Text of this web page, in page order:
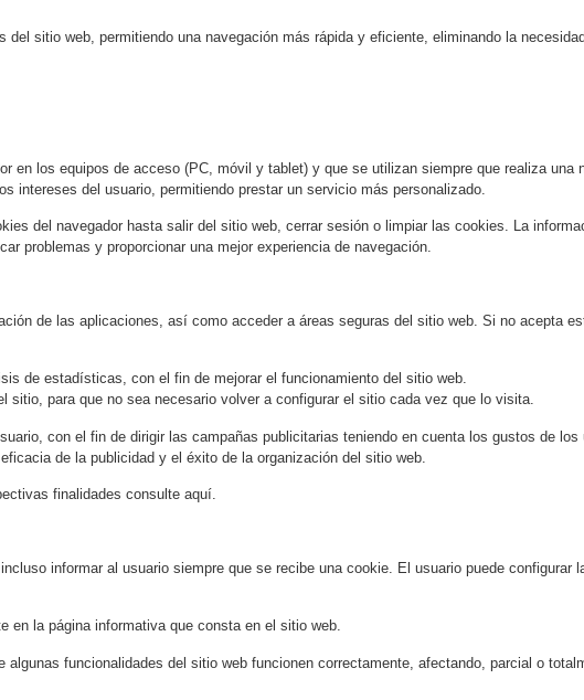
sitio web, permitiendo una navegación más rápida y eficiente, eliminando la
en los equipos de acceso (PC, móvil y tablet) y que se utilizan siempre que realiza una
intereses del usuario, permitiendo prestar un servicio más personalizado.
del navegador hasta salir del sitio web, cerrar sesión o limpiar las cookies. La
problemas y proporcionar una mejor experiencia de navegación.
de las aplicaciones, así como acceder a áreas seguras del sitio web. Si no acepta
de estadísticas, con el fin de mejorar el funcionamiento del sitio web.
para que no sea necesario volver a configurar el sitio cada vez que lo visita.
con el fin de dirigir las campañas publicitarias teniendo en cuenta los gustos de los
de la publicidad y el éxito de la organización del sitio web.
finalidades consulte aquí.
informar al usuario siempre que se recibe una cookie. El usuario puede configurar
en la página informativa que consta en el sitio web.
funcionalidades del sitio web funcionen correctamente, afectando, parcial o